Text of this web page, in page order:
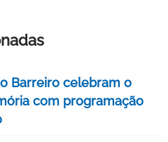
Barreiro celebram o
com programação